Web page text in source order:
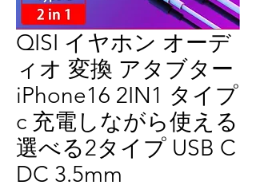
QISI イヤホン オーデ
ィオ 変換 アタブター
iPhone16 2IN1 タイプ
c 充電しながら使える
選べる2タイプ USB C
DC 3.5mm